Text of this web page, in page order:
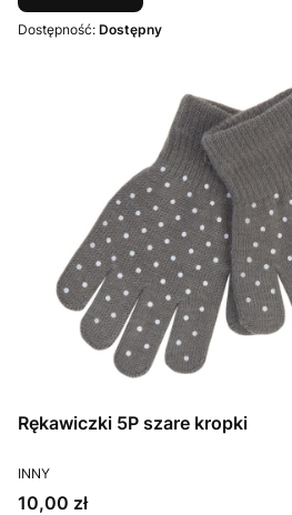
Dostępność: Dostępny
Rękawiczki 5P szare kropki
PRODUCENT
INNY
Cena
10,00 zł